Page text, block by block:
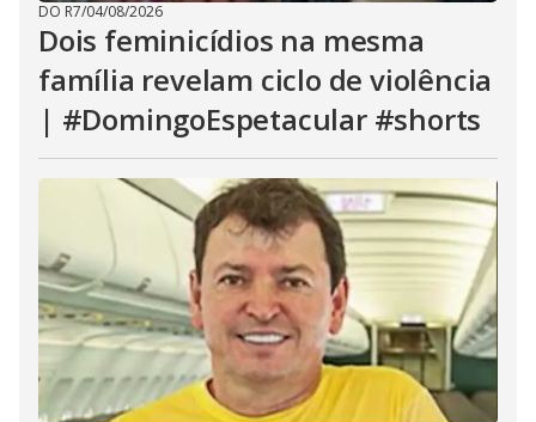
DO R7/04/08/2026
Dois feminicídios na mesma
família revelam ciclo de violência
| #DomingoEspetacular #shorts